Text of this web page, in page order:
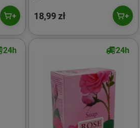
18,99 zł
24h 24h